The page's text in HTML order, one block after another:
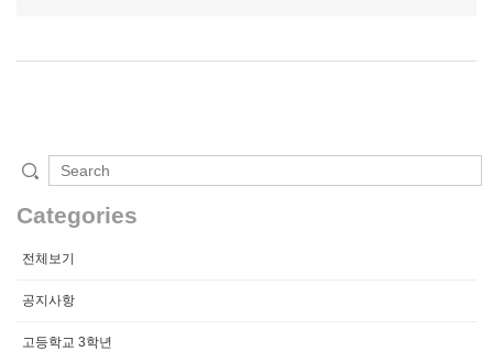
Categories
전체보기
공지사항
고등학교 3학년